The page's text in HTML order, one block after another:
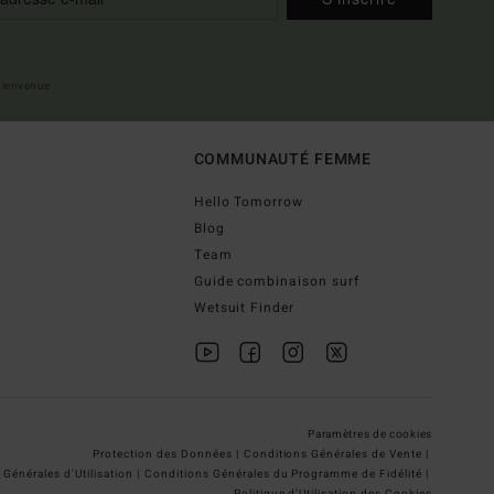
COMMUNAUTÉ FEMME
Hello Tomorrow
Blog
Team
Guide combinaison surf
Wetsuit Finder
Paramètres de cookies
Protection des Données | Conditions Générales de Vente |
d'Utilisation | Conditions Générales du Programme de Fidélité |